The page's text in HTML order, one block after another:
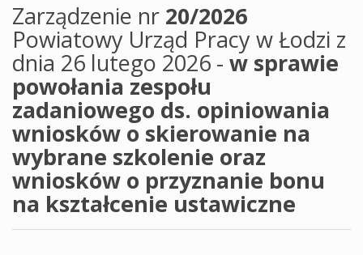
Zarządzenie nr 20/2026
Powiatowy Urząd Pracy w Łodzi z
dnia 26 lutego 2026 - w sprawie
powołania zespołu
zadaniowego ds. opiniowania
wniosków o skierowanie na
wybrane szkolenie oraz
wniosków o przyznanie bonu
na kształcenie ustawiczne